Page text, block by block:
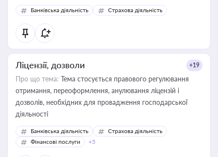
забезпечувати їх належне прийняття органами влади та
контрагентами
Банківська діяльність Страхова діяльність
Ліцензії, дозволи +19
Про що тема: Тема стосується правового регулювання
отримання, переоформлення, анулювання ліцензій і
дозволів, необхідних для провадження господарської
діяльності
Банківська діяльність
Страхова діяльність
Фінансові послуги
+5